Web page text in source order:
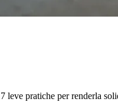
leve pratiche per renderla